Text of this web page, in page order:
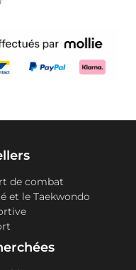
de combat
et le Taekwondo